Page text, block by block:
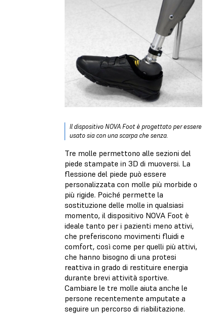
Il dispositivo NOVA Foot è progettato per essere
usato sia con una scarpa che senza.
Tre molle permettono alle sezioni del
piede stampate in 3D di muoversi. La
flessione del piede può essere
personalizzata con molle più morbide o
più rigide. Poiché permette la
sostituzione delle molle in qualsiasi
momento, il dispositivo NOVA Foot è
ideale tanto per i pazienti meno attivi,
che preferiscono movimenti fluidi e
comfort, così come per quelli più attivi,
che hanno bisogno di una protesi
reattiva in grado di restituire energia
durante brevi attività sportive.
Cambiare le tre molle aiuta anche le
persone recentemente amputate a
seguire un percorso di riabilitazione.